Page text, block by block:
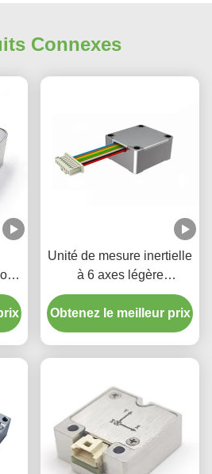
Connexes
Unité de mesure inertielle
à 6 axes légère
Accéléromètre Sensor
gyroscopique
Obtenez le meilleur prix